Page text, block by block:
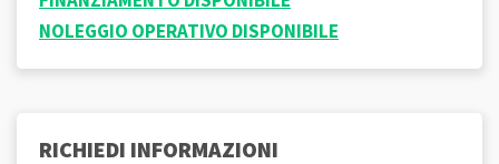
NOLEGGIO OPERATIVO DISPONIBILE
RICHIEDI INFORMAZIONI